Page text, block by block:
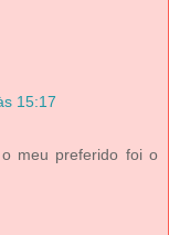
15:17
meu preferido foi o